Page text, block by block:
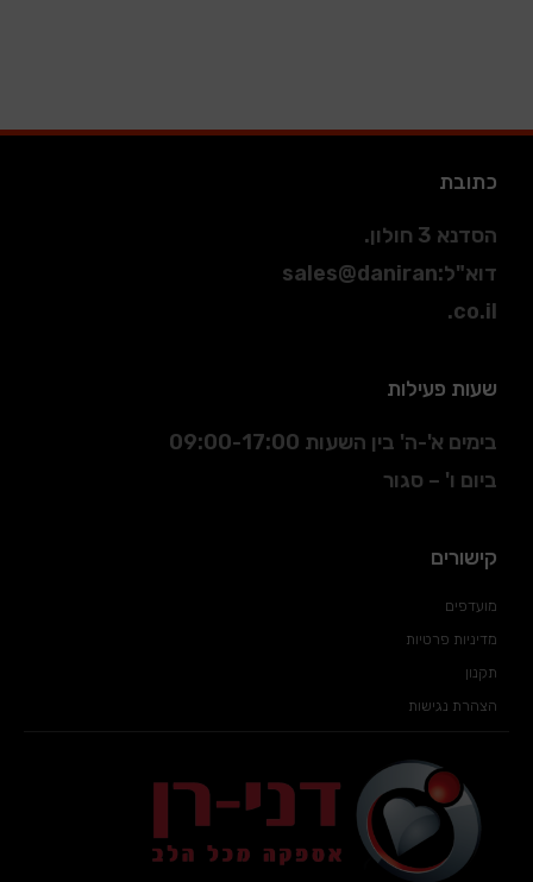
כתובת
הסדנא 3 חולון.
דוא"ל:
sales@daniran
.co.il
שעות פעילות
בימים א'-ה' בין השעות 09:00-17:00
ביום ו' – סגור
קישורים
מועדפים
מדיניות פרטיות
תקנון
הצהרת נגישות